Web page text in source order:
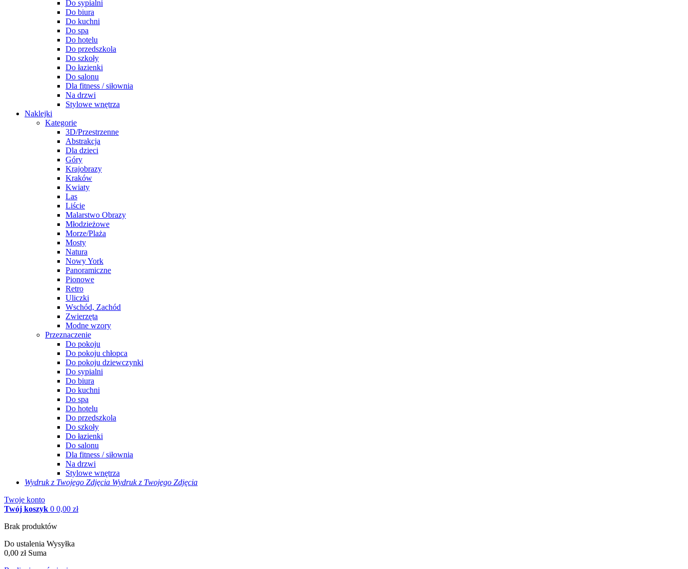
Do sypialni
Do biura
Do kuchni
Do spa
Do hotelu
Do przedszkola
Do szkoły
Do łazienki
Do salonu
Dla fitness / siłownia
Na drzwi
Stylowe wnętrza
Naklejki
Kategorie
3D/Przestrzenne
Abstrakcja
Dla dzieci
Góry
Krajobrazy
Kraków
Kwiaty
Las
Liście
Malarstwo Obrazy
Młodzieżowe
Morze/Plaża
Mosty
Natura
Nowy York
Panoramiczne
Pionowe
Retro
Uliczki
Wschód, Zachód
Zwierzęta
Modne wzory
Przeznaczenie
Do pokoju
Do pokoju chłopca
Do pokoju dziewczynki
Do sypialni
Do biura
Do kuchni
Do spa
Do hotelu
Do przedszkola
Do szkoły
Do łazienki
Do salonu
Dla fitness / siłownia
Na drzwi
Stylowe wnętrza
Wydruk z Twojego Zdjęcia Wydruk z Twojego Zdjęcia
Twoje konto
Twój koszyk 0 0,00 zł
Brak produktów
Do ustalenia Wysyłka
0,00 zł Suma